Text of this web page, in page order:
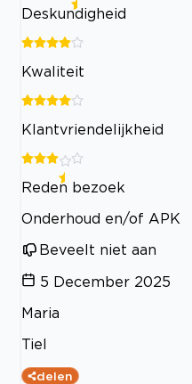
Deskundigheid
Kwaliteit
Klantvriendelijkheid
Reden bezoek
Onderhoud en/of APK
Beveelt niet aan
5 December 2025
Maria
Tiel
delen